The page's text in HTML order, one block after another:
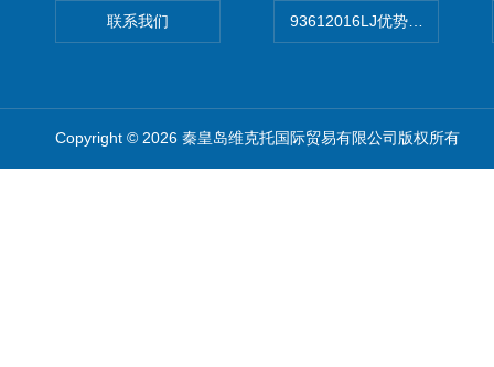
联系我们 93612016LJ优势供应美国
Copyright © 2026 秦皇岛维克托国际贸易有限公司版权所有